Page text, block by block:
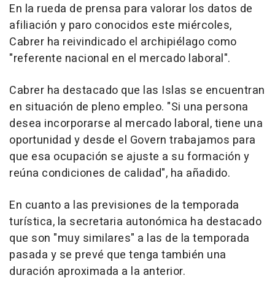
En la rueda de prensa para valorar los datos de
afiliación y paro conocidos este miércoles,
Cabrer ha reivindicado el archipiélago como
"referente nacional en el mercado laboral".
Cabrer ha destacado que las Islas se encuentran
en situación de pleno empleo. "Si una persona
desea incorporarse al mercado laboral, tiene una
oportunidad y desde el Govern trabajamos para
que esa ocupación se ajuste a su formación y
reúna condiciones de calidad", ha añadido.
En cuanto a las previsiones de la temporada
turística, la secretaria autonómica ha destacado
que son "muy similares" a las de la temporada
pasada y se prevé que tenga también una
duración aproximada a la anterior.